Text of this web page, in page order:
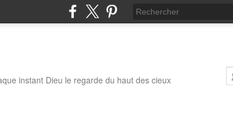
instant Dieu le regarde du haut des cieux